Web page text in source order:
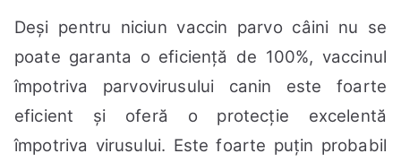
Deși pentru niciun vaccin parvo câini nu se
poate garanta o eficiență de 100%, vaccinul
împotriva parvovirusului canin este foarte
eficient și oferă o protecție excelentă
împotriva virusului. Este foarte puțin probabil